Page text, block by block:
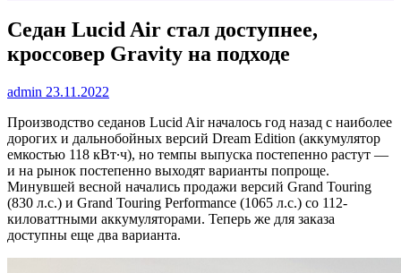
Седан Lucid Air стал доступнее,
кроссовер Gravity на подходе
admin 23.11.2022
Производство седанов Lucid Air началось год назад с наиболее
дорогих и дальнобойных версий Dream Edition (аккумулятор
емкостью 118 кВт∙ч), но темпы выпуска постепенно растут —
и на рынок постепенно выходят варианты попроще.
Минувшей весной начались продажи версий Grand Touring
(830 л.с.) и Grand Touring Performance (1065 л.с.) со 112-
киловаттными аккумуляторами. Теперь же для заказа
доступны еще два варианта.